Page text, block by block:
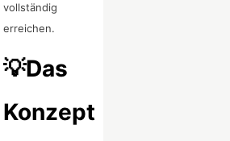
vollständig
erreichen.
💡Das
Konzept